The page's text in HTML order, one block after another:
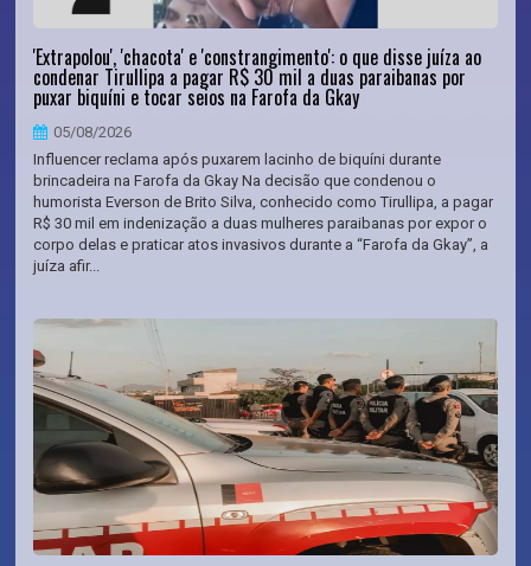
'Extrapolou', 'chacota' e 'constrangimento': o que disse juíza ao
condenar Tirullipa a pagar R$ 30 mil a duas paraibanas por
puxar biquíni e tocar seios na Farofa da Gkay
05/08/2026
Influencer reclama após puxarem lacinho de biquíni durante
brincadeira na Farofa da Gkay Na decisão que condenou o
humorista Everson de Brito Silva, conhecido como Tirullipa, a pagar
R$ 30 mil em indenização a duas mulheres paraibanas por expor o
corpo delas e praticar atos invasivos durante a “Farofa da Gkay”, a
juíza afir...